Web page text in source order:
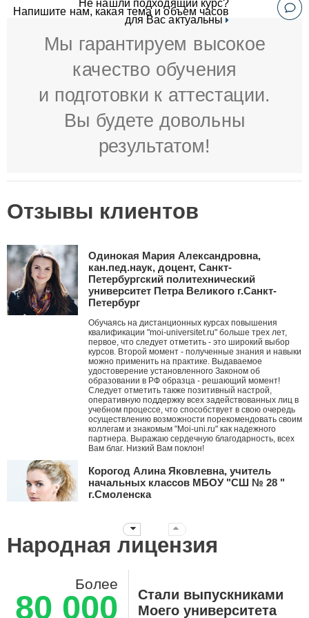
Не нашли подходящий курс?
Напишите нам, какая тема и объем часов
для Вас актуальны
Мы гарантируем высокое
качество обучения
и подготовки к аттестации.
Вы будете довольны
результатом!
Отзывы клиентов
Одинокая Мария Александровна,
кан.пед.наук, доцент, Санкт-
Петербургский политехнический
университет Петра Великого г.Санкт-
Петербург
Обучаясь на дистанционных курсах повышения
квалификации "moi-universitet.ru" больше трех лет,
первое, что следует отметить - это широкий выбор
курсов. Второй момент - полученные знания и навыки
можно применить на практике. Выдаваемое
удостоверение установленного Законом об
образовании в РФ образца - решающий момент!
Следует отметить также позитивный настрой,
оперативную поддержку всех задействованных лиц в
учебном процессе, что способствует в свою очередь
осуществлению возможности порекомендовать своим
коллегам и знакомым "Moi-uni.ru" как надежного
партнера. Выражаю сердечную благодарность, всех
Вам благ. Низкий Вам поклон!
Корогод Алина Яковлевна, учитель
начальных классов МБОУ "СШ № 28 "
г.Смоленска
года. Это ты мне первым рассказал про АМО и я их
стала внедрять в работу, вводя в ступор коллег. За
эти годы нашей дружбы ты давал мне креативные
идеи, заставлял думать, двигаться дальше
развития! Пусть все больше небезразличных
учителей объединяет крыша твоего университета!!!
Суханова Светлана Вячеславовна,
Народная лицензия
Более
80 000
Стали выпускниками
Моего университета